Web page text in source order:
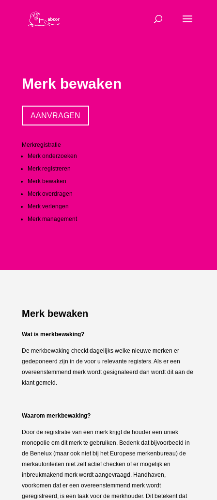
Merk bewaken
AANVRAGEN
Merkregistratie
Merk onderzoeken
Merk registreren
Merk bewaken
Merk overdragen
Merk verlengen
Merk management
Merk bewaken
Wat is merkbewaking?
De merkbewaking checkt dagelijks welke nieuwe merken er
gedeponeerd zijn in de voor u relevante registers. Als er een
overeenstemmend merk wordt gesignaleerd dan wordt dit aan de
klant gemeld.
Waarom merkbewaking?
Door de registratie van een merk krijgt de houder een uniek
monopolie om dit merk te gebruiken. Bedenk dat bijvoorbeeld in
de Benelux (maar ook niet bij het Europese merkenbureau) de
merkautoriteiten niet zelf actief checken of er mogelijk en
inbreukmakend merk wordt aangevraagd. Handhaven,
voorkomen dat er een overeenstemmend merk wordt
geregistreerd, is een taak voor de merkhouder. Dit betekent dat